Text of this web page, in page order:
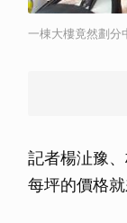
一棟大樓竟然劃分
記者楊沚豫
每坪的價格就